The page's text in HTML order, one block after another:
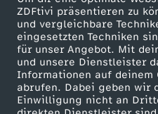
ZDFtivi präsentieren zu
und vergleichbare
eingesetzten Techniken
für unser Angebot. Mit
und unsere Dienstleister
Informationen auf
abrufen. Dabei geben wir
Einwilligung nicht an
t
i
o
Mehr ZDF
ZDF-Apps
Smart TV